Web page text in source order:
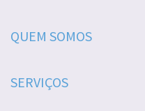
QUEM SOMOS
SERVIÇOS